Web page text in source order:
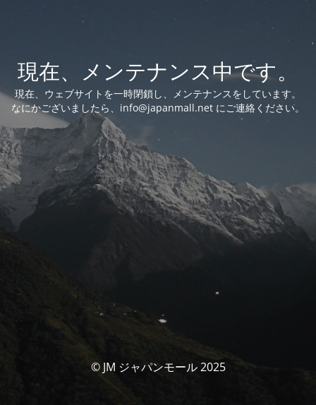
現在、メンテナンス中です。
現在、ウェブサイトを一時閉鎖し、メンテナンスをしています。
なにかございましたら、info@japanmall.net にご連絡ください。
© JM ジャパンモール 2025